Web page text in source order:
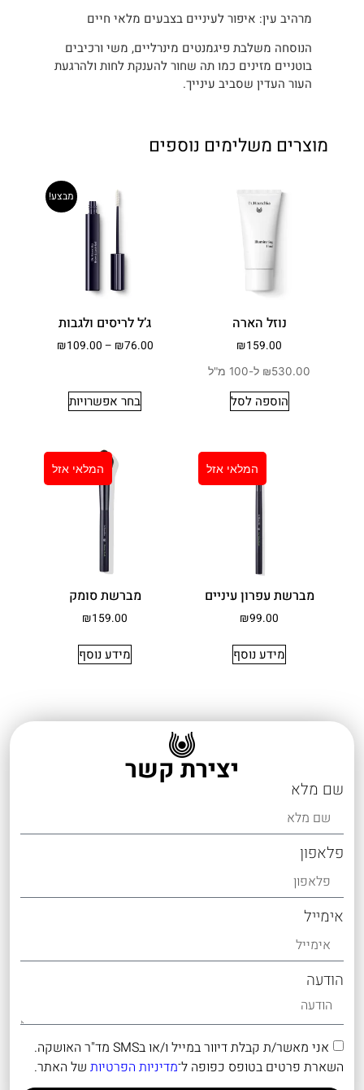
מרהיב עין: איפור לעיניים בצבעים מלאי חיים
הנוסחה משלבת פיגמנטים מינרליים, משי ורכיבים
בוטניים מזינים כמו תה שחור להענקת לחות ולהרגעת
העור העדין שסביב עינייך.
מוצרים משלימים נוספים
נוזל הארה
₪159.00
₪530.00 ל-100 מ"ל
הוספה לסל
מבצע!
ג’ל לריסים ולגבות
₪76.00
–
₪109.00
בחר אפשרויות
המלאי אזל
מברשת עפרון עיניים
₪99.00
מידע נוסף
המלאי אזל
מברשת סומק
₪159.00
מידע נוסף
יצירת קשר
שם מלא
פלאפון
אימייל
הודעה
אני מאשר/ת קבלת דיוור במייל ו/או בSMS מד"ר האושקה.
השארת פרטים בטופס כפופה ל־מדיניות הפרטיות של האתר.